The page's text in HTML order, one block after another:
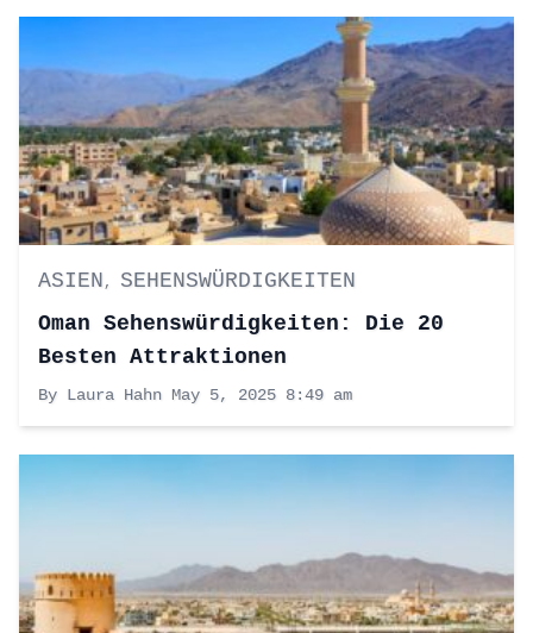
ASIEN , SEHENSWÜRDIGKEITEN
Oman Sehenswürdigkeiten: Die 20
Besten Attraktionen
By Laura Hahn May 5, 2025 8:49 am